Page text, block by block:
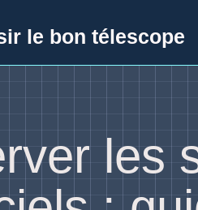
le bon télescope
les